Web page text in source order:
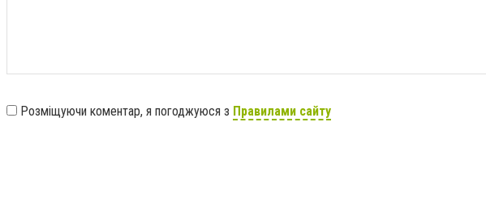
Розміщуючи коментар, я погоджуюся з Правилами сайту